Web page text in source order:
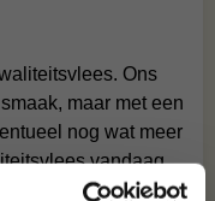
Ons
maar met een
nog wat meer
vandaag